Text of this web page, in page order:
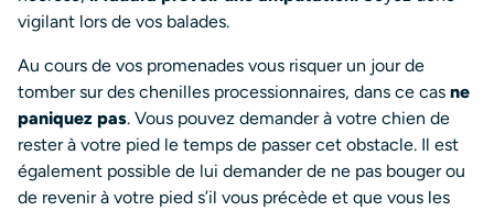
vigilant lors de vos balades.
Au cours de vos promenades vous risquer un jour de
tomber sur des chenilles processionnaires, dans ce cas ne
paniquez pas. Vous pouvez demander à votre chien de
rester à votre pied le temps de passer cet obstacle. Il est
également possible de lui demander de ne pas bouger ou
de revenir à votre pied s’il vous précède et que vous les